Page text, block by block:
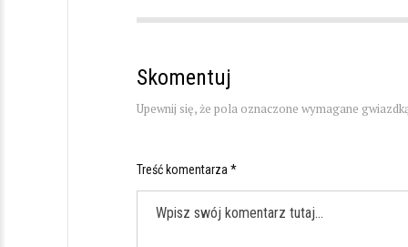
Skomentuj
Upewnij się, że pola oznaczone wymagane
Treść komentarza *